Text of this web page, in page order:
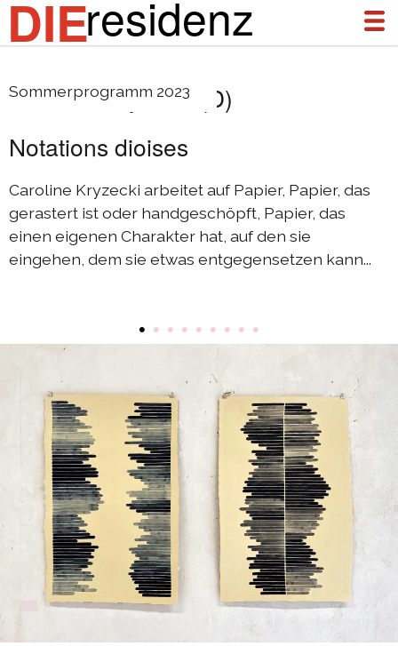
DIEresidenz
über uns
aktuelles
archiv
DIEresidenz Berlin Januar 2026
DIEresidenz Berlin November 2025
DIEresidenz Berlin September 2025
DIEresidenz Berlin Februar/Juni 2025
DIEresidenz Berlin Mai 2025
DIEresidenz Berlin März 2025
Sommerprogramm 2024
Austausch Berlin-Die 2024
Austausch Die-Berlin 2024
DIEresidenz EXTRA-Lecture-performance 2024
Austausch Berlin-Die 2023
Sommerprogramm 2023
Caroline Kryzecki (D)
Notations dioises
Caroline Kryzecki arbeitet auf Papier, Papier, das
gerastert ist oder handgeschöpft, Papier, das
einen eigenen Charakter hat, auf den sie
eingehen, dem sie etwas entgegensetzen kann...
• • • • • • • • •